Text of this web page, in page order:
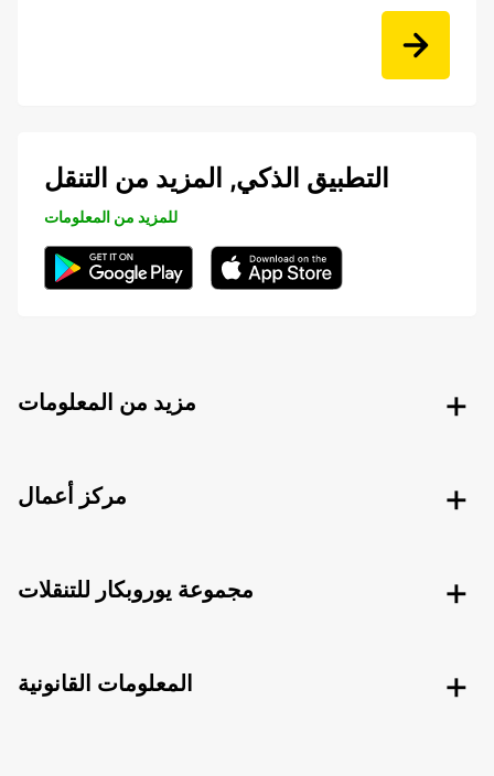
التطبيق الذكي, المزيد من التنقل
للمزيد من المعلومات
مزيد من المعلومات
مركز أعمال
مجموعة يوروبكار للتنقلات
المعلومات القانونية